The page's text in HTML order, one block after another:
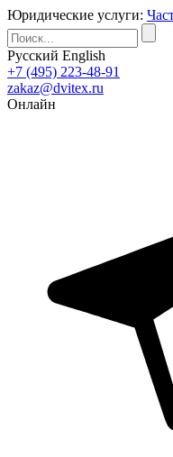
Юридические услуги:
Русский English
+7 (495) 223-48-91
zakaz@dvitex.ru
Онлайн